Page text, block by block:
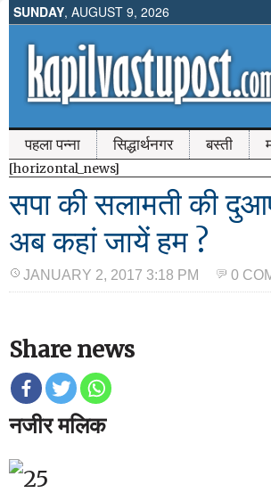
SUNDAY, AUGUST 9, 2026
पहला पन्ना सिद्धार्थनगर बस्ती
[horizontal_news]
सपा की सलामती की
अब कहां जायें हम ?
JANUARY 2, 2017 3:18 PM 0
Share news
नजीर मलिक